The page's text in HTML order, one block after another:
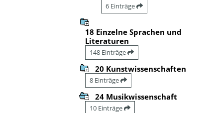
6 Einträge
18 Einzelne Sprachen und
Literaturen
148 Einträge
20 Kunstwissenschaften
8 Einträge
24 Musikwissenschaft
10 Einträge